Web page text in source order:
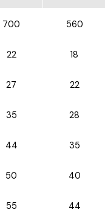
CUMMINS
FPT - Iveco
Perkins
VOLVO
YANGDONG
700 560
22 18
27 22
35 28
44 35
50 40
55 44